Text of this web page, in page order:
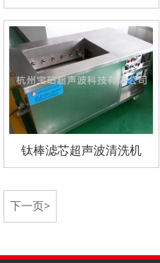
钛棒滤芯超声波清洗机
下一页>